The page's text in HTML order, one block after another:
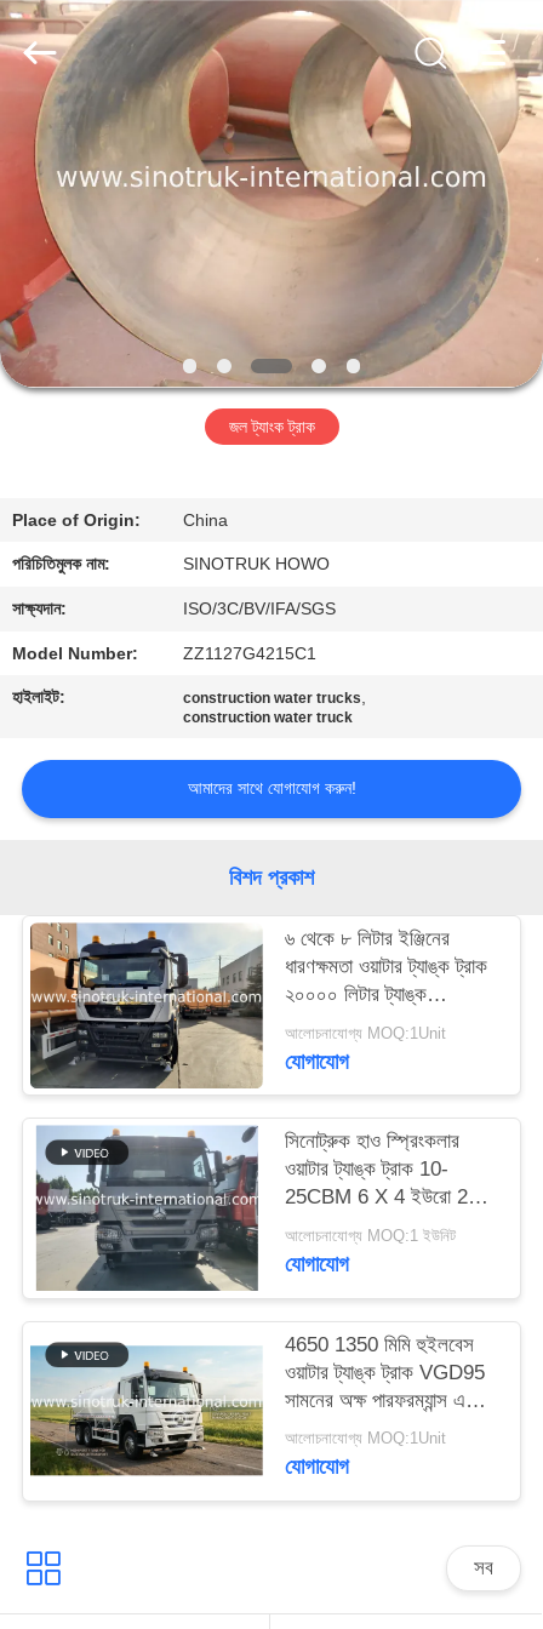
বাড়ি
পণ্য
আমাদের
সম্বন্ধে
কারখানা
গুণমান
নিয়ন্ত্রণ
আমাদের
সাথে
একটি
করুন
সাইট
ম্যাপ
গোপনীয়তা
নীতি
SINOTRUK
INTERNATIONAL
CO.,
LTD..
Reserved.
জল ট্যাংক ট্রাক
Place of Origin: China
পরিচিতিমুলক নাম: SINOTRUK HOWO
সাক্ষ্যদান: ISO/3C/BV/IFA/SGS
Model Number: ZZ1127G4215C1
হাইলাইট: construction water trucks,
construction water truck
আমাদের সাথে যোগাযোগ করুন!
বিশদ প্রকাশ
৬ থেকে ৮ লিটার ইঞ্জিনের
ধারণক্ষমতা ওয়াটার ট্যাঙ্ক ট্রাক
২০০০০ লিটার ট্যাঙ্ক
ধারণক্ষমতা জল সরবরাহ এবং
সেচ প্রকল্পের সমাধান
আলোচনাযোগ্য MOQ:1Unit
যোগাযোগ
সিনোট্রুক হাও স্প্রিংকলার
ওয়াটার ট্যাঙ্ক ট্রাক 10-
25CBM 6 X 4 ইউরো 2
371HP সাদা
আলোচনাযোগ্য MOQ:1 ইউনিট
যোগাযোগ
4650 1350 মিমি হুইলবেস
ওয়াটার ট্যাঙ্ক ট্রাক VGD95
সামনের অক্ষ পারফরম্যান্স এবং
আলোচনাযোগ্য MOQ:1Unit
যোগাযোগ
সব